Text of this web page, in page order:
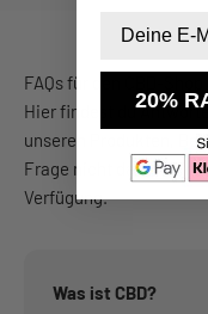
FAQs für den CBD-Shop
Hier findest du
unseren Produkten,
Frage nicht dabei sein,
Verfügung.
Was ist CBD?
20%